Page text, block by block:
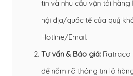
tin và nhu cầu vận tải
nội địa/quốc tế của quý
Hotline/Email.
Tư vấn & Báo giá: Ratraco
để nắm rõ thông tin lô